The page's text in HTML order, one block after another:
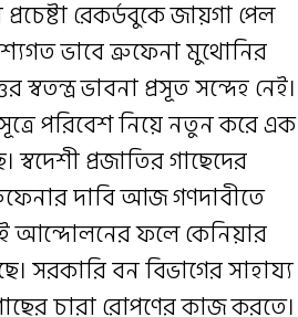
রেকর্ডবুকে জায়গা পেল
ভাবে ত্রুফেনা মুথোনির
স্বতন্ত্র ভাবনা প্রসূত সন্দেহ নেই।
পরিবেশ নিয়ে নতুন করে এক
প্রজাতির গাছেদের
দাবি আজ গণদাবীতে
আন্দোলনের ফলে কেনিয়ার
সরকারি বন বিভাগের সাহায্য
চারা রোপণের কাজ করতে।